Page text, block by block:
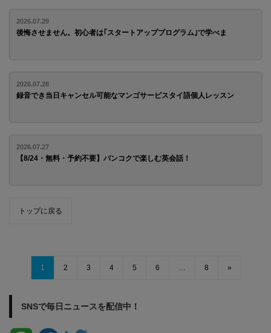
2026.07.29
後悔させません。初心者は｢スタートアッププログラム｣で学べま
2026.07.28
録音でき当日キャンセル可能なマンゴサービスタイ語個人レッスン
2026.07.27
【8/24・無料・予約不要】バンコクで楽しむ英会話！
トップに戻る
1 2 3 4 5 6 … 8 »
SNSで毎日ニュースを配信中！